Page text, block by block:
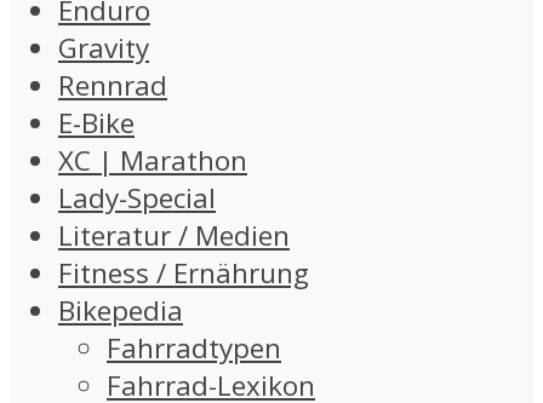
Enduro
Gravity
Rennrad
E-Bike
XC | Marathon
Lady-Special
Literatur / Medien
Fitness / Ernährung
Bikepedia
Fahrradtypen
Fahrrad-Lexikon